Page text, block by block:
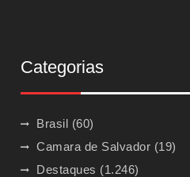
Categorias
Brasil (60)
Camara de Salvador (19)
Destaques (1.246)